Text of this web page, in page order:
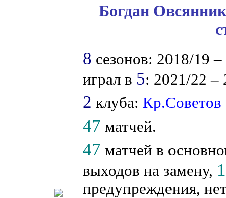
Богдан
8 сезонов: 2018/19
играл в 5: 2021/22 –
2 клуба: Кр.Советов
47 матчей.
47 матчей в
выходов на замену,
предупреждения,